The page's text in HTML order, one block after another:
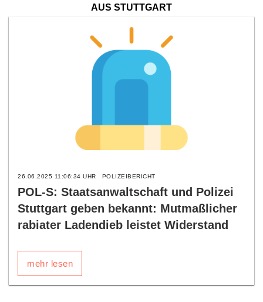
AUS STUTTGART
26.06.2025 11:06:34 UHR POLIZEIBERICHT
POL-S: Staatsanwaltschaft und Polizei
Stuttgart geben bekannt: Mutmaßlicher
rabiater Ladendieb leistet Widerstand
mehr lesen